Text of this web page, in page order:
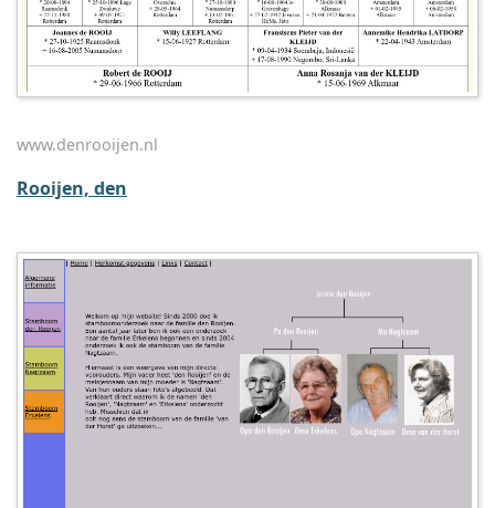
www.denrooijen.nl
Rooijen, den